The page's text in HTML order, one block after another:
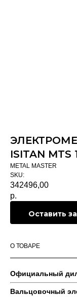
ISITAN MTS
METAL MASTER
SKU:
342496,00
р.
Оставить
О ТОВАРЕ
Официальный
Вальцовочный